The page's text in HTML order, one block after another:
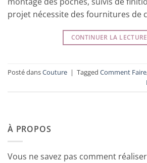
projet nécessite des fournitures de
CONTINUER LA LECTURE
Posté dansCouture | Tagged Comment Faire
À PROPOS
Vous ne savez pas comment